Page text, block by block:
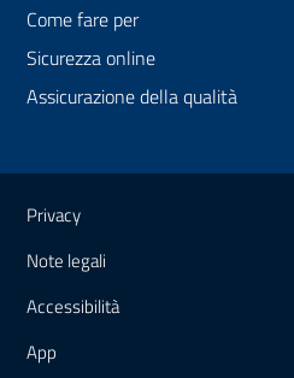
Come fare per
Sicurezza online
Assicurazione della qualità
Link e informazioni
Privacy
Note legali
Accessibilità
App